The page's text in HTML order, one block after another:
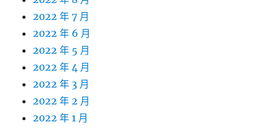
2022 年 7 月
2022 年 6 月
2022 年 5 月
2022 年 4 月
2022 年 3 月
2022 年 2 月
2022 年 1 月